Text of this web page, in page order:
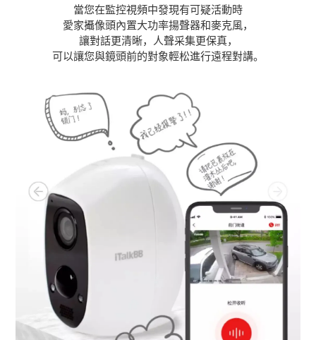
當您在監控視頻中發現有可疑活動時
愛家攝像頭內置大功率揚聲器和麥克風，
讓對話更清晰，人聲采集更保真，
可以讓您與鏡頭前的對象輕松進行遠程對講。